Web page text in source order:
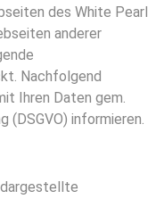
des White Pearl
anderer
Nachfolgend
Ihren Daten gem.
(DSGVO) informieren.